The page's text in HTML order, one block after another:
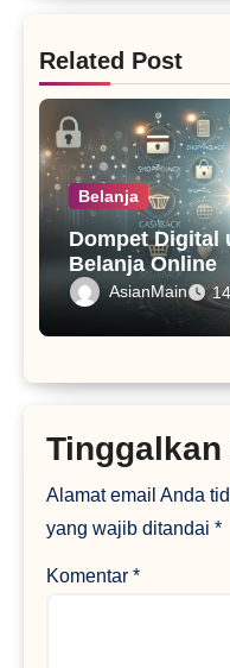
Related Post
Belanja
Dompet Digital
Belanja Online
AsianMain
Alamat email Anda
yang wajib ditandai*
Komentar*